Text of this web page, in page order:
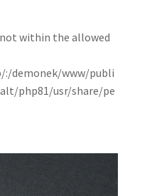
within the allowed
demonek/www/publi
php81/usr/share/pe